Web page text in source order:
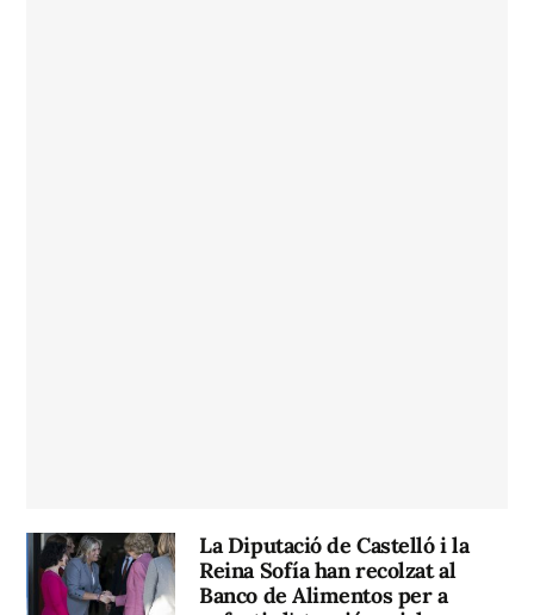
La Diputació de Castelló i la
Reina Sofía han recolzat al
Banco de Alimentos per a